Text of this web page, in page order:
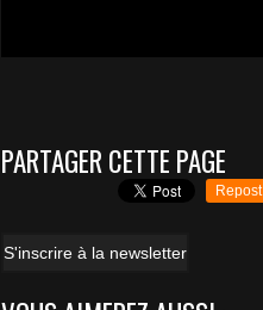
PARTAGER CETTE PAGE
Repost
S'inscrire à la newsletter